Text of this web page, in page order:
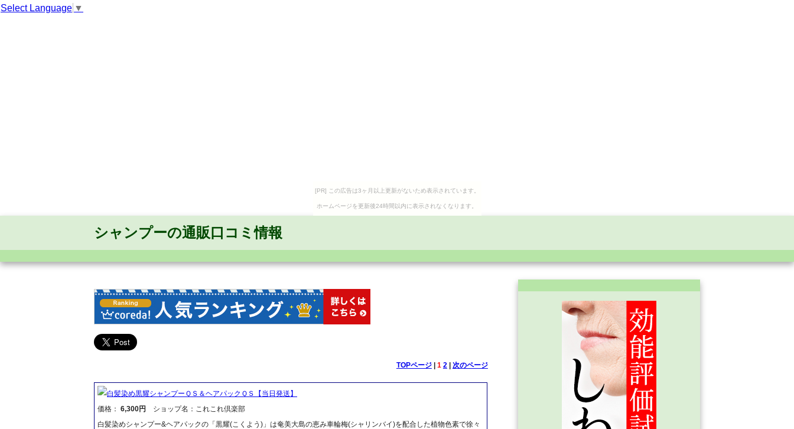
Select Language ▼
[PR] この広告は3ヶ月以上更新がないため表示されています。
ホームページを更新後24時間以内に表示されなくなります。
シャンプーの通販口コミ情報
TOPページ| 1 2| 次のページ
白髪染め黒耀シャンプーＱＳ＆ヘアパックＱＳ【当日発送】
価格： 6,300円
ショップ名：これこれ倶楽部
白髪染めシャンプー&ヘアパックの「黒耀(こくよう)」は奄美大島の恵み車輪梅(シャリンバイ)を配合した植物色素で徐々